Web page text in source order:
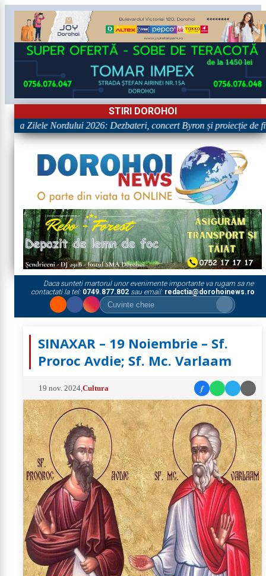
STIRI DOROHOI
la Zilele Nordului 2026: Dezbateri, concert Byron și proiecție de
Daca sunteti martorul unor evenimente importante va rugam sa ne
contactati la tel: 0749.877.802sau email: redactia@dorohoinews.ro
SINAXAR – 19 Noiembrie – Sf.
Proroc Avdie; Sf. Mc. Varlaam
19 nov. 2024 ,Cultura f